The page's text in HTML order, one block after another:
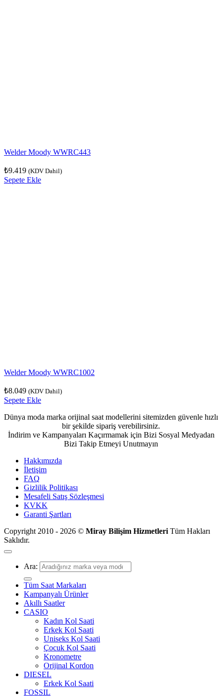
Welder Moody WWRC443
₺9.419 (KDV Dahil)
Sepete Ekle
Welder Moody WWRC1002
₺8.049 (KDV Dahil)
Sepete Ekle
Dünya moda marka orijinal saat modellerini sitemizden güvenle hızlı
bir şekilde sipariş verebilirsiniz.
İndirim ve Kampanyaları Kaçırmamak için Bizi Sosyal Medyadan
Bizi Takip Etmeyi Unutmayın
Hakkımızda
İletişim
FAQ
Gizlilik Politikası
Mesafeli Satış Sözleşmesi
KVKK
Garanti Şartları
Copyright 2010 - 2026 © Miray Bilişim Hizmetleri Tüm Hakları
Saklıdır.
Ara:
Tüm Saat Markaları
Kampanyalı Ürünler
Akıllı Saatler
CASIO
Kadın Kol Saati
Erkek Kol Saati
Uniseks Kol Saati
Çocuk Kol Saati
Kronometre
Orijinal Kordon
DIESEL
Erkek Kol Saati
FOSSIL